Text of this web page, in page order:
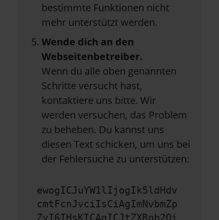
bestimmte Funktionen nicht
mehr unterstützt werden.
Wende dich an den
Webseitenbetreiber.
Wenn du alle oben genannten
Schritte versucht hast,
kontaktiere uns bitte. Wir
werden versuchen, das Problem
zu beheben. Du kannst uns
diesen Text schicken, um uns bei
der Fehlersuche zu unterstützen:
ewogICJuYW1lIjogIk5ldHdv
cmtFcnJvciIsCiAgImNvbmZp
ZyI6IHsKICAgICJtZXRob2Qi